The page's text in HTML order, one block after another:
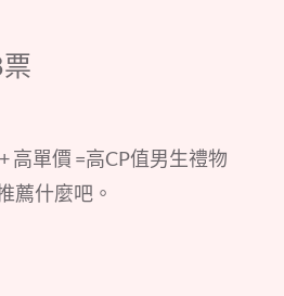
高單價 =高CP值男生禮物
薦什麼吧。